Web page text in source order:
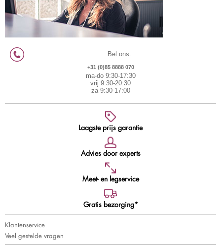
Bel ons:
+31 (0)85 8888 070
ma-do 9:30-17:30
vrij 9:30-20:30
za 9:30-17:00
Laagste prijs garantie
Advies door experts
Meet- en legservice
Gratis bezorging*
Klantenservice
Veel gestelde vragen